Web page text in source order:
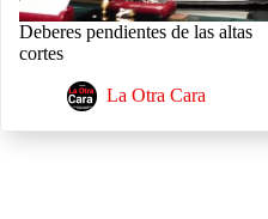
Deberes pendientes de las altas
cortes
La Otra Cara